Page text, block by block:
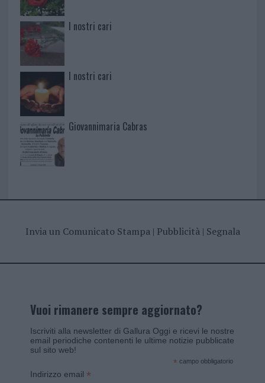
I nostri cari
I nostri cari
Giovannimaria Cabras
Invia un Comunicato Stampa| Pubblicità| Segnala
Vuoi rimanere sempre aggiornato?
Iscriviti alla newsletter di Gallura Oggi e ricevi le nostre
email periodiche contenenti le ultime notizie pubblicate
sul sito web!
* campo obbligatorio
Indirizzo email *